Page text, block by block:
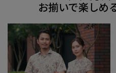
お揃いで楽しめ